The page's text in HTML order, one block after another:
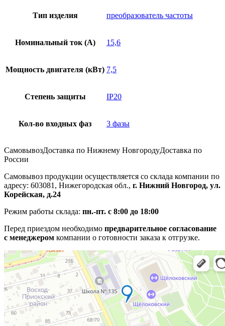
Тип изделия преобразователь частоты
Номинальный ток (А) 15,6
Мощность двигателя (кВт) 7,5
Степень защиты IP20
Кол-во входных фаз 3 фазы
СамовывозДоставка по Нижнему НовгородуДоставка по
России
Самовывоз продукции осуществляется со склада компании по
адресу: 603081, Нижегородская обл., г. Нижний Новгород, ул.
Корейская, д.24
Режим работы склада: пн.-пт. с 8:00 до 18:00
Перед приездом необходимо предварительное согласование
с менеджером компании о готовности заказа к отгрузке.